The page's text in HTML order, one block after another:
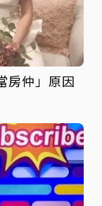
房仲」原因